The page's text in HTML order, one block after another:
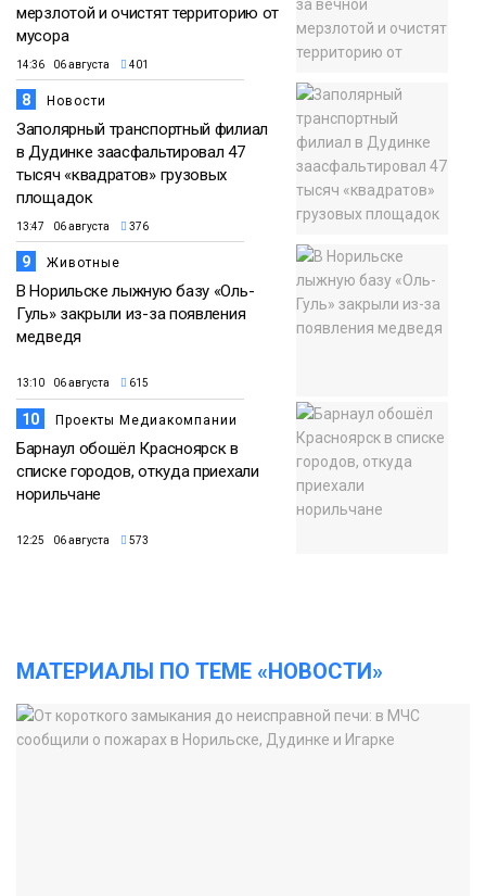
мерзлотой и очистят территорию от
мусора
14:36 06 августа 401
8 Новости
Заполярный транспортный филиал
в Дудинке заасфальтировал 47
тысяч «квадратов» грузовых
площадок
13:47 06 августа 376
9 Животные
В Норильске лыжную базу «Оль-
Гуль» закрыли из-за появления
медведя
13:10 06 августа 615
10 Проекты Медиакомпании
Барнаул обошёл Красноярск в
списке городов, откуда приехали
норильчане
12:25 06 августа 573
МАТЕРИАЛЫ ПО ТЕМЕ «НОВОСТИ»